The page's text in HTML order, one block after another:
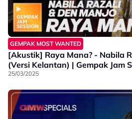
GEMPAK MOST WANTED
[Akustik] Raya Mana? - Nabila
(Versi Kelantan) | Gempak Jam
25/03/2025